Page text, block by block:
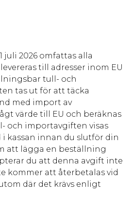
juli 2026 omfattas alla
till adresser inom EU
tull- och
tas ut för att täcka
med import av
värde till EU och beräknas
och importavgiften visas
i kassan innan du slutför din
att lägga en beställning
du att denna avgift inte
kommer att återbetalas vid
där det krävs enligt